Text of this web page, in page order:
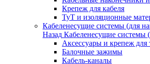
Крепеж для кабеля
ТуТ и изоляционные
Кабеленесущие системы (для
Назад Кабеленесущие системы
Аксессуары и крепеж для
Балочные зажимы
Кабель-каналы